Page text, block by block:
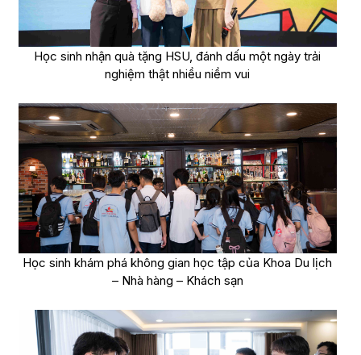
Học sinh nhận quà tặng HSU, đánh dấu một ngày trải
nghiệm thật nhiều niềm vui
Học sinh khám phá không gian học tập của Khoa Du lịch
– Nhà hàng – Khách sạn